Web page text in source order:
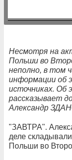
Несмотря на
Польши во
неполно, в том
информации об
источниках. Об
рассказывает
Александр
"ЗАВТРА".
деле
Польши во